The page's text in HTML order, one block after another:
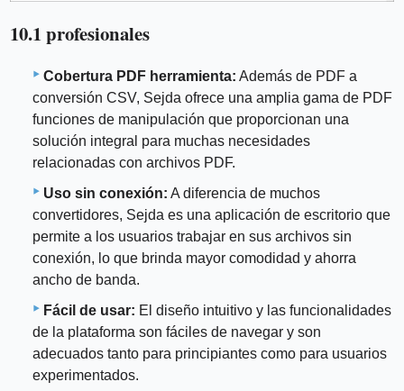
10.1 profesionales
Cobertura PDF herramienta: Además de PDF a
conversión CSV, Sejda ofrece una amplia gama de PDF
funciones de manipulación que proporcionan una
solución integral para muchas necesidades
relacionadas con archivos PDF.
Uso sin conexión: A diferencia de muchos
convertidores, Sejda es una aplicación de escritorio que
permite a los usuarios trabajar en sus archivos sin
conexión, lo que brinda mayor comodidad y ahorra
ancho de banda.
Fácil de usar: El diseño intuitivo y las funcionalidades
de la plataforma son fáciles de navegar y son
adecuados tanto para principiantes como para usuarios
experimentados.